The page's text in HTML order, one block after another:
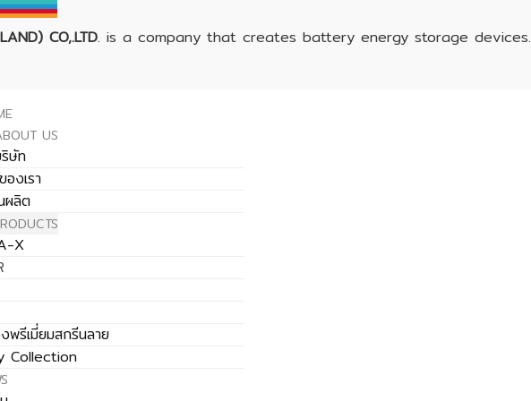
CO,.LTD. is a company that creates battery energy storage devices.
US
ษัท
งเรา
ผลิต
X
พรีเมี่ยมสกรีนลาย
Collection